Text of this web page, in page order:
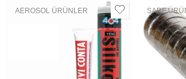
AEROSOL ÜRÜNLER SARF